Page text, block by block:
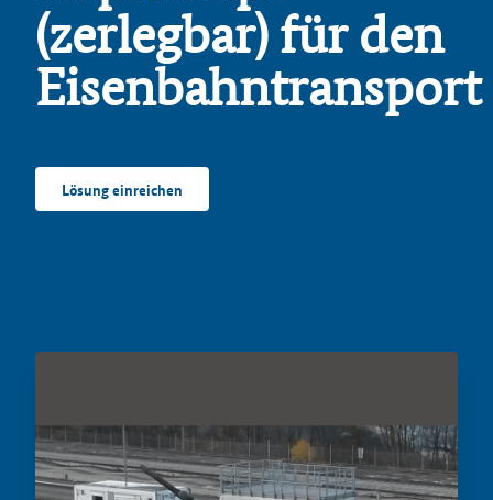
(zerlegbar) für den
Eisenbahntransport
Lösung einreichen